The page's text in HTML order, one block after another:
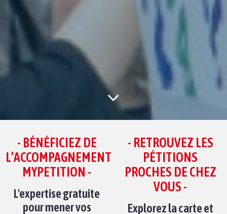
- BÉNÉFICIEZ DE
L’ACCOMPAGNEMENT
MYPETITION -
L'expertise gratuite
pour mener vos
- RETROUVEZ LES
PÉTITIONS
PROCHES DE CHEZ
VOUS -
Explorez la carte et